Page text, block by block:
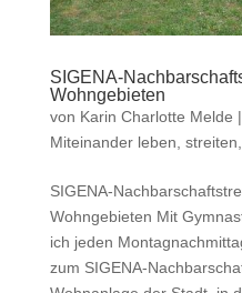
SIGENA-
Wohngebieten
von Karin Charlotte Melde |
Miteinander leben,
SIGENA-
Wohngebieten Mit
ich jeden
zum SIGENA-